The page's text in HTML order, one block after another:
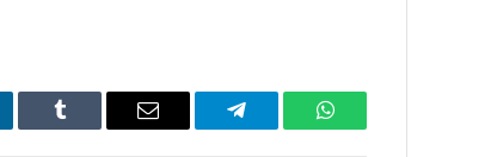
Tumblr Email Telegram WhatsApp